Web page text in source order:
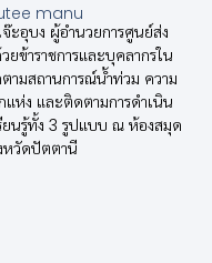
manu
ะอุบง ผู้อำนวยการศูนย์ส่ง
ยข้าราชการและบุคลากรใน
ามสถานการณ์น้ำท่วม ความ
แห่ง และติดตามการดำเนิน
ยนรู้ทั้ง 3 รูปแบบ ณ ห้องสมุด
หวัดปัตตานี